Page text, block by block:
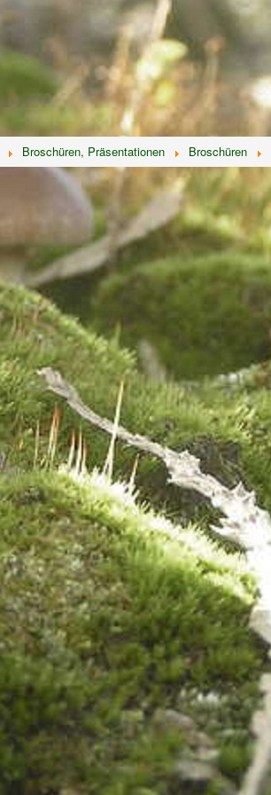
Broschüren, Präsentationen Broschüren